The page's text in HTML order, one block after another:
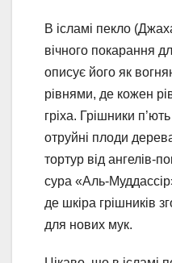
В ісламі пекло
вічного покарання
описує його як
рівнями, де кожен
гріха. Грішники
отруйні плоди
тортур від ангелів-
сура «Аль-
де шкіра грішників
для нових мук.